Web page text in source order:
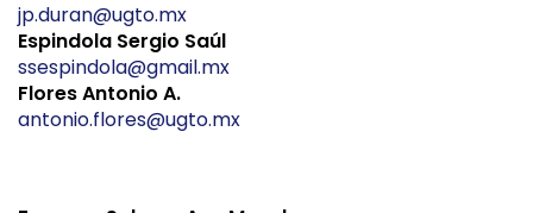
jp.duran@ugto.mx
Espindola Sergio Saúl
ssespindola@gmail.mx
Flores Antonio A.
antonio.flores@ugto.mx